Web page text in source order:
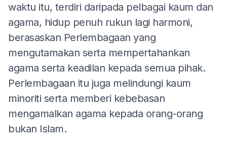
waktu itu, terdiri daripada pelbagai kaum dan
agama, hidup penuh rukun lagi harmoni,
berasaskan Perlembagaan yang
mengutamakan serta mempertahankan
agama serta keadilan kepada semua pihak.
Perlembagaan itu juga melindungi kaum
minoriti serta memberi kebebasan
mengamalkan agama kepada orang-orang
bukan Islam.